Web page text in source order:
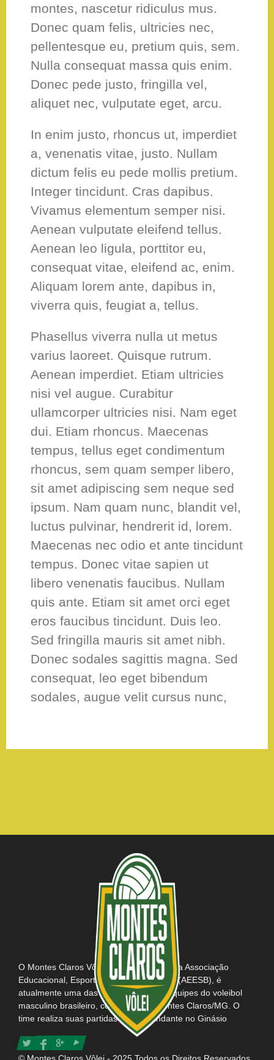
montes, nascetur ridiculus mus.
Donec quam felis, ultricies nec,
pellentesque eu, pretium quis, sem.
Nulla consequat massa quis enim.
Donec pede justo, fringilla vel,
aliquet nec, vulputate eget, arcu.
In enim justo, rhoncus ut, imperdiet
a, venenatis vitae, justo. Nullam
dictum felis eu pede mollis pretium.
Integer tincidunt. Cras dapibus.
Vivamus elementum semper nisi.
Aenean vulputate eleifend tellus.
Aenean leo ligula, porttitor eu,
consequat vitae, eleifend ac, enim.
Aliquam lorem ante, dapibus in,
viverra quis, feugiat a, tellus.
Phasellus viverra nulla ut metus
varius laoreet. Quisque rutrum.
Aenean imperdiet. Etiam ultricies
nisi vel augue. Curabitur
ullamcorper ultricies nisi. Nam eget
dui. Etiam rhoncus. Maecenas
tempus, tellus eget condimentum
rhoncus, sem quam semper libero,
sit amet adipiscing sem neque sed
ipsum. Nam quam nunc, blandit vel,
luctus pulvinar, hendrerit id, lorem.
Maecenas nec odio et ante tincidunt
tempus. Donec vitae sapien ut
libero venenatis faucibus. Nullam
quis ante. Etiam sit amet orci eget
eros faucibus tincidunt. Duis leo.
Sed fringilla mauris sit amet nibh.
Donec sodales sagittis magna. Sed
consequat, leo eget bibendum
sodales, augue velit cursus nunc,
O Montes Claros Vôlei, em parceria com a Associação
Educacional, Esportiva e Social do Brasil (AEESB), é
atualmente uma das mais tradicionais equipes do voleibol
masculino brasileiro, com sede em Montes Claros/MG. O
time realiza suas partidas como mandante no Ginásio
Poliesportivo Tancredo Neves e possui consigo o título da
maior e mais apaixonada torcida do Brasil.